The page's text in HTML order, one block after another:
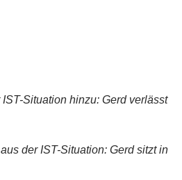
Situation hinzu: Gerd verlässt
der IST-Situation: Gerd sitzt in